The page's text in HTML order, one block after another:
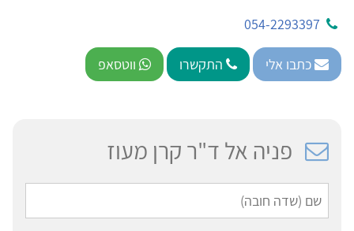
054-2293397
כתבו אלי התקשרו ווטסאפ
פניה אל ד"ר קרן מעוז